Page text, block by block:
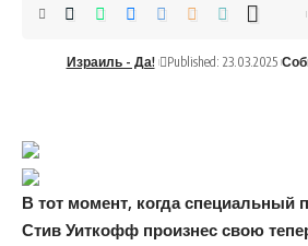
Израиль - Да! Published: 23.03.2025
В тот момент, когда специальный
Стив Уиткофф произнес свою